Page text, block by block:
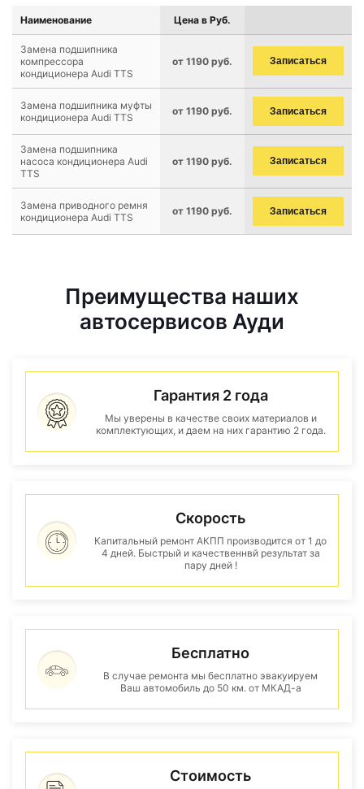
Наименование Цена в Руб.
Замена подшипника
компрессора
кондиционера Audi TTS
от 1190 руб. Записаться
Замена подшипника муфты
кондиционера Audi TTS
от 1190 руб. Записаться
Замена подшипника
насоса кондиционера Audi
TTS
от 1190 руб. Записаться
Замена приводного ремня
кондиционера Audi TTS
от 1190 руб. Записаться
Преимущества наших
автосервисов Ауди
Гарантия 2 года
Мы уверены в качестве своих материалов и
комплектующих, и даем на них гарантию 2 года.
Скорость
Капитальный ремонт АКПП производится от 1 до
4 дней. Быстрый и качественнвй результат за
пару дней !
Бесплатно
В случае ремонта мы бесплатно эвакуируем
Ваш автомобиль до 50 км. от МКАД-а
Стоимость